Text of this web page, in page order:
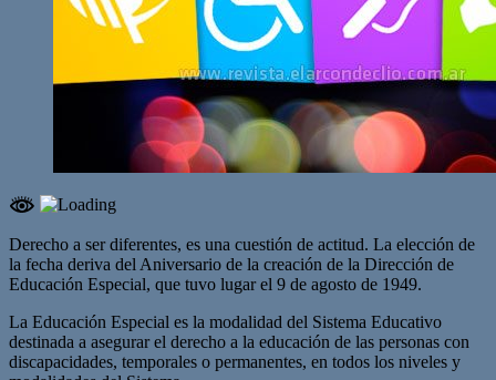
Derecho a ser diferentes, es una cuestión de actitud. La elección de
la fecha deriva del Aniversario de la creación de la Dirección de
Educación Especial, que tuvo lugar el 9 de agosto de 1949.
La Educación Especial es la modalidad del Sistema Educativo
destinada a asegurar el derecho a la educación de las personas con
discapacidades, temporales o permanentes, en todos los niveles y